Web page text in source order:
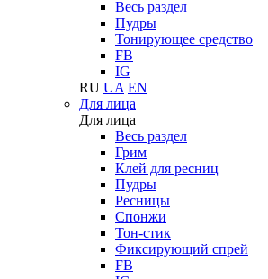
Весь раздел
Пудры
Тонирующее средство
FB
IG
RU UA EN
Для лица
Для лица
Весь раздел
Грим
Клей для ресниц
Пудры
Ресницы
Спонжи
Тон-стик
Фиксирующий спрей
FB